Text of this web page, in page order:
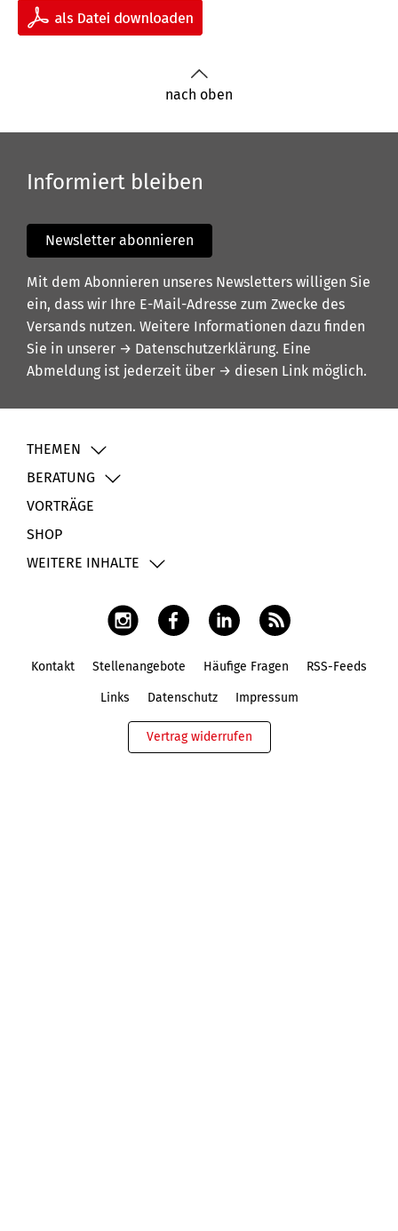
nach oben
Informiert bleiben
Newsletter abonnieren
Mit dem Abonnieren unseres Newsletters willigen Sie
ein, dass wir Ihre E-Mail-Adresse zum Zwecke des
Versands nutzen. Weitere Informationen dazu finden
Sie in unserer → Datenschutzerklärung. Eine
Abmeldung ist jederzeit über → diesen Link möglich.
THEMEN
BERATUNG
VORTRÄGE
SHOP
WEITERE INHALTE
Kontakt Stellenangebote Häufige Fragen RSS-Feeds
Links Datenschutz Impressum
Vertrag widerrufen